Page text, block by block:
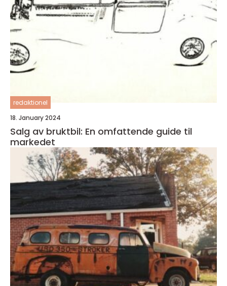
redaktionel
18. January 2024
Salg av bruktbil: En omfattende guide til
markedet